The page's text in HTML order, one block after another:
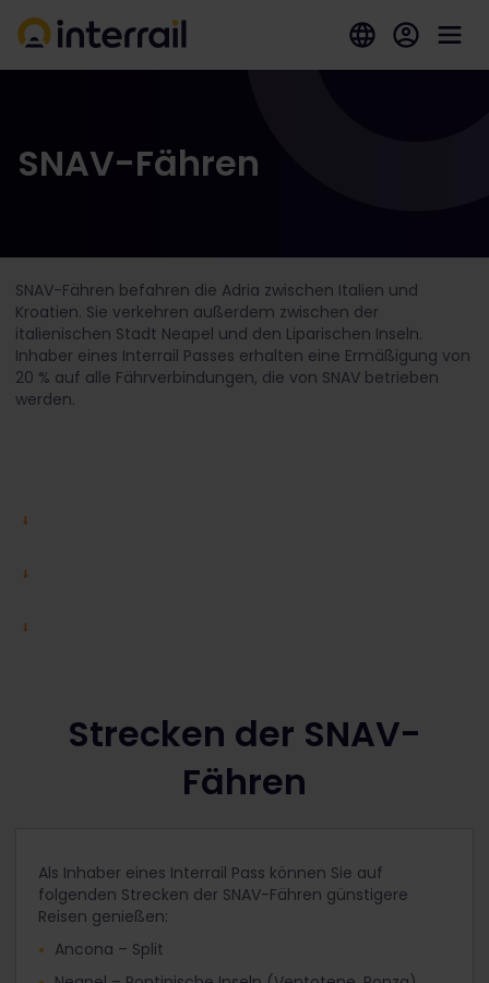
SNAV-Fähren
SNAV-Fähren befahren die Adria zwischen Italien und
Kroatien. Sie verkehren außerdem zwischen der
italienischen Stadt Neapel und den Liparischen Inseln.
Inhaber eines Interrail Passes erhalten eine Ermäßigung von
20 % auf alle Fährverbindungen, die von SNAV betrieben
werden.
Strecken der SNAV-
Fähren
Als Inhaber eines Interrail Pass können Sie auf
folgenden Strecken der SNAV-Fähren günstigere
Reisen genießen:
Ancona – Split